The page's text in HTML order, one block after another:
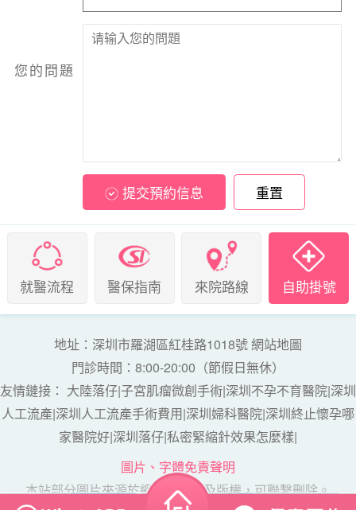
您的問題
提交預約信息 重置
就醫流程 醫保指南 來院路線 自助掛號
地址：深圳市羅湖區紅桂路1018號網站地圖
門診時間：8:00-20:00（節假日無休）
友情鏈接： 大陸落仔|子宮肌瘤微創手術|深圳不孕不育醫院|深圳
人工流產|深圳人工流產手術費用|深圳婦科醫院|深圳終止懷孕哪
家醫院好|深圳落仔|私密緊縮針效果怎麼樣|
圖片、字體免責聲明
本站部分圖片來源於網絡，如涉及版權，可聯繫刪除。